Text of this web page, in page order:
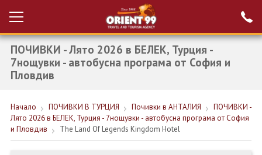
Вход за агенти
Проверка на
резервация
РАННИ ЗАПИСВАНИЯ ТУРЦИЯ
НОВА ГОДИНА ТУРЦИЯ
НОВА ГОДИНА
ПОЧИВКИ - Лято 2026 в БЕЛЕК, Турция -
7нощувки - автобусна програма от София и
Пловдив
Начало ПОЧИВКИ В ТУРЦИЯ Почивки в АНТАЛИЯ
ПОЧИВКИ -
Лято 2026 в БЕЛЕК, Турция - 7нощувки - автобусна програма от София
и Пловдив
The Land Of Legends Kingdom Hotel